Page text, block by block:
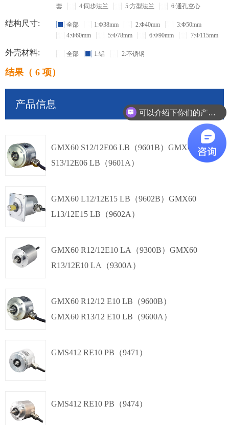
套
4:同步法兰 5:方型法兰 6:通孔空心
结构尺寸: 全部 1:Φ38mm 2:Φ40mm
3:Φ50mm
4:Φ60mm
5:Φ78mm 6:Φ90mm 7:Φ115mm
外壳材料: 全部 1:铝 2:不锈钢
结果（ 6 项）
产品信息
GMX60 S12/12E06 LB（9601B）GMX60
S13/12E06 LB（9601A）
4-20mA 多圈绝对值
单圈
位/13
12
径向
GMX60 L12/12E15 LB（9602B）GMX60
L13/12E15 LB（9602A）
4-20mA 多圈绝对值
单圈
位/13
12
径向
GMX60 R12/12E10 LA（9300B）GMX60
R13/12E10 LA（9300A）
4-20mA 多圈绝对值
单圈
位/13
12
位，
GMX60 R12/12 E10 LB（9600B）
GMX60 R13/12 E10 LB（9600A）
4-20mA 多圈绝对值
单圈
12
位，
GMS412 RE10 PB（9471）
CANopen 单圈绝对值
GMS412 RE10 PB（9474）
可以介绍下你们的产品么？